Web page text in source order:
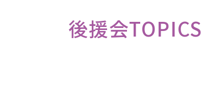
後援会TOPICS